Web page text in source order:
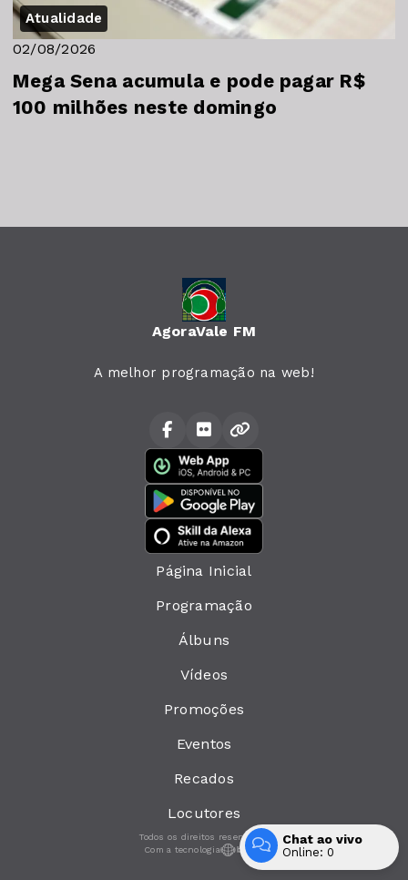
Atualidade
02/08/2026
Mega Sena acumula e pode pagar R$
100 milhões neste domingo
AgoraVale FM
A melhor programação na web!
Página Inicial
Programação
Álbuns
Vídeos
Promoções
Eventos
Recados
Locutores
Todos os direitos reservados.
Com a tecnologia
Chat ao vivo
Online: 0